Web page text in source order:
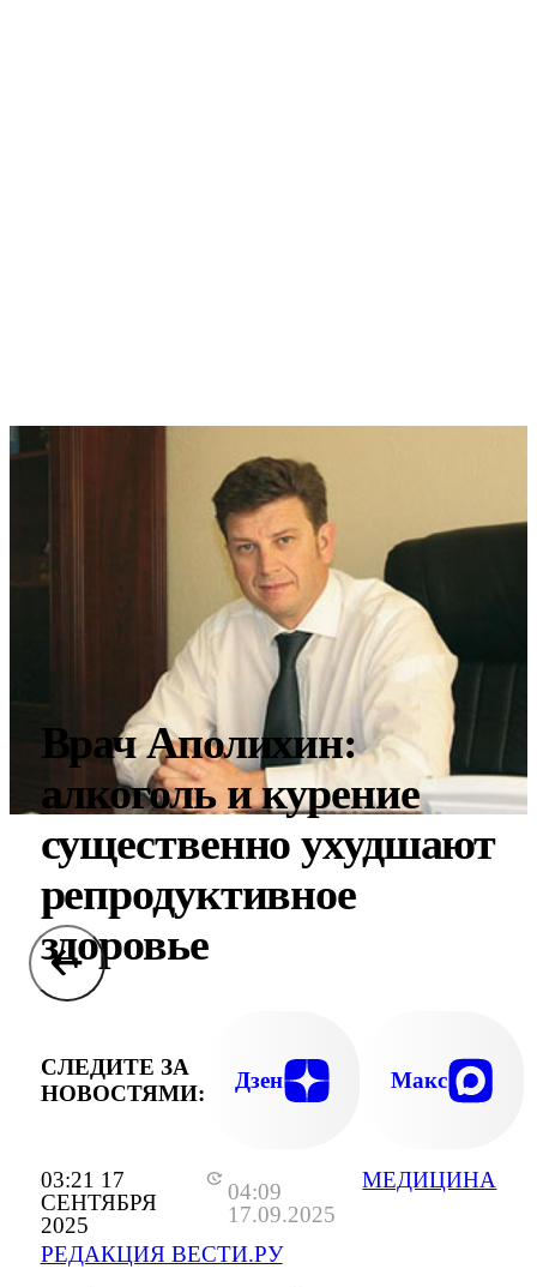
03:21 17
СЕНТЯБРЯ
2025
04:09
17.09.2025
РЕДАКЦИЯ ВЕСТИ.РУ
МЕДИЦИНА
Врач Аполихин:
алкоголь и курение
существенно ухудшают
репродуктивное
здоровье
СЛЕДИТЕ ЗА
НОВОСТЯМИ:
Дзен Макс